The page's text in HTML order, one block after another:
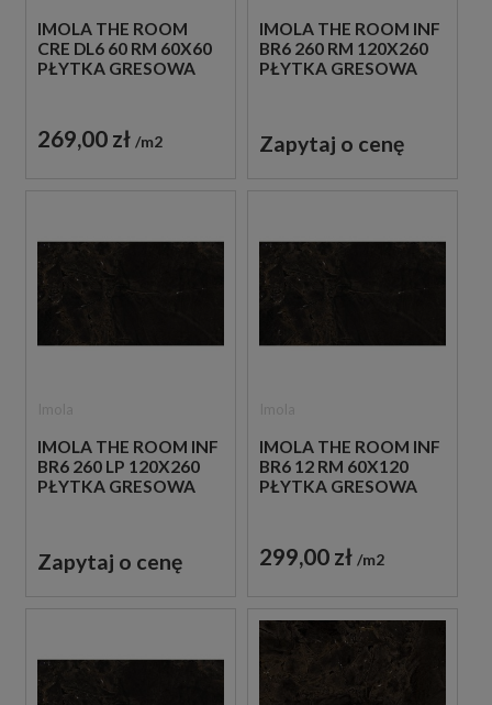
IMOLA THE ROOM
CRE DL6 60 RM 60X60
PŁYTKA GRESOWA
269,00 zł m2
IMOLA THE ROOM INF
BR6 260 RM 120X260
PŁYTKA GRESOWA
Zapytaj o cenę
IMOLA THE ROOM INF
BR6 260 LP 120X260
PŁYTKA GRESOWA
Zapytaj o cenę
IMOLA THE ROOM INF
BR6 12 RM 60X120
PŁYTKA GRESOWA
299,00 zł m2